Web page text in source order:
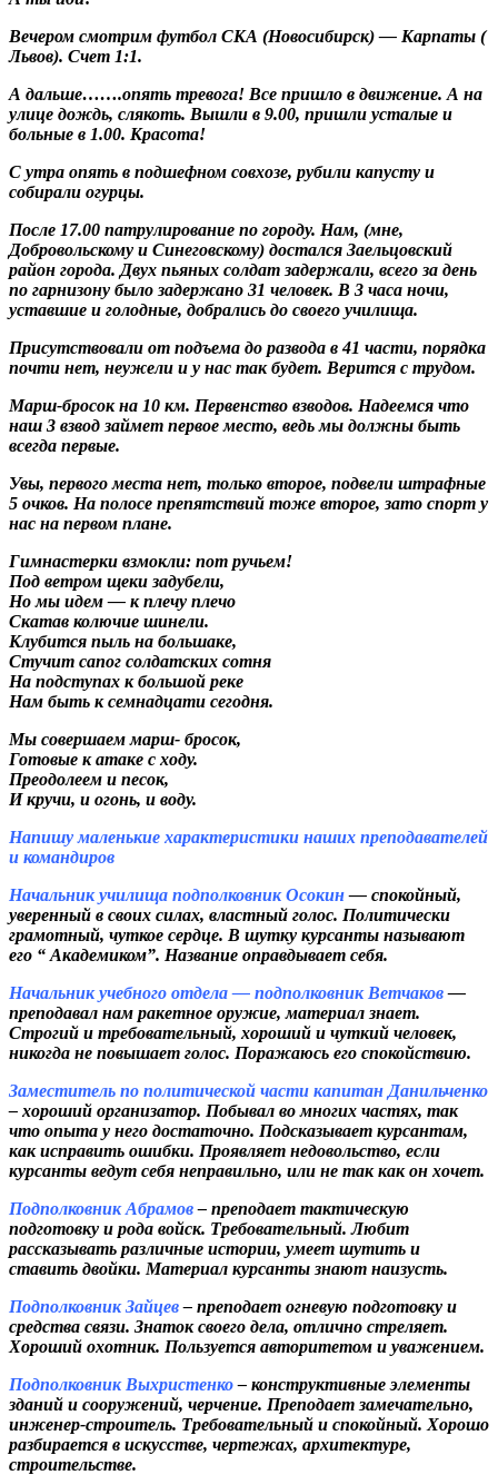
Вечером смотрим футбол СКА (Новосибирск) — Карпаты (
Львов). Счет 1:1.
А дальше…….опять тревога! Все пришло в движение. А на
улице дождь, слякоть. Вышли в 9.00, пришли усталые и
больные в 1.00. Красота!
С утра опять в подшефном совхозе, рубили капусту и
собирали огурцы.
После 17.00 патрулирование по городу. Нам, (мне,
Добровольскому и Синеговскому) достался Заельцовский
район города. Двух пьяных солдат задержали, всего за день
по гарнизону было задержано 31 человек. В 3 часа ночи,
уставшие и голодные, добрались до своего училища.
Присутствовали от подъема до развода в 41 части, порядка
почти нет, неужели и у нас так будет. Верится с трудом.
Марш-бросок на 10 км. Первенство взводов. Надеемся что
наш 3 взвод займет первое место, ведь мы должны быть
всегда первые.
Увы, первого места нет, только второе, подвели штрафные
5 очков. На полосе препятствий тоже второе, зато спорт у
нас на первом плане.
Гимнастерки взмокли: пот ручьем!
Под ветром щеки задубели,
Но мы идем — к плечу плечо
Скатав колючие шинели.
Клубится пыль на большаке,
Стучит сапог солдатских сотня
На подступах к большой реке
Нам быть к семнадцати сегодня.
Мы совершаем марш- бросок,
Готовые к атаке с ходу.
Преодолеем и песок,
И кручи, и огонь, и воду.
Напишу маленькие характеристики наших преподавателей
и командиров
Начальник училища подполковник Осокин— спокойный,
уверенный в своих силах, властный голос. Политически
грамотный, чуткое сердце. В шутку курсанты называют
его “ Академиком”. Название оправдывает себя.
Начальник учебного отдела — подполковник Ветчаков—
преподавал нам ракетное оружие, материал знает.
Строгий и требовательный, хороший и чуткий человек,
никогда не повышает голос. Поражаюсь его спокойствию.
Заместитель по политической части капитан Данильченко
– хороший организатор. Побывал во многих частях, так
что опыта у него достаточно. Подсказывает курсантам,
как исправить ошибки. Проявляет недовольство, если
курсанты ведут себя неправильно, или не так как он хочет.
Подполковник Абрамов– преподает тактическую
подготовку и рода войск. Требовательный. Любит
рассказывать различные истории, умеет шутить и
ставить двойки. Материал курсанты знают наизусть.
Подполковник Зайцев– преподает огневую подготовку и
средства связи. Знаток своего дела, отлично стреляет.
Хороший охотник. Пользуется авторитетом и уважением.
Подполковник Выхристенко– конструктивные элементы
зданий и сооружений, черчение. Преподает замечательно,
инженер-строитель. Требовательный и спокойный. Хорошо
разбирается в искусстве, чертежах, архитектуре,
строительстве.